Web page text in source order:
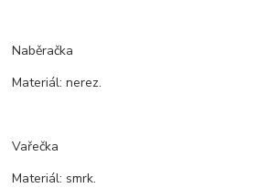
Naběračka
Materiál: nerez.
Vařečka
Materiál: smrk.